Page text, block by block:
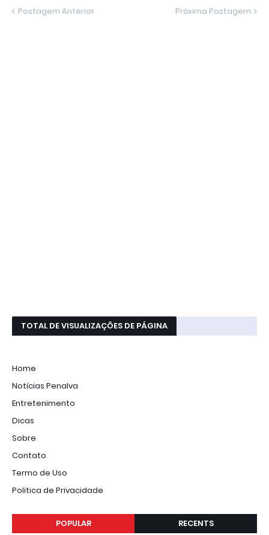
Postagem Anterior Próxima Postagem
TOTAL DE VISUALIZAÇÕES DE PÁGINA
Home
Notícias Penalva
Entretenimento
Dicas
Sobre
Contato
Termo de Uso
Politica de Privacidade
POPULAR RECENTS